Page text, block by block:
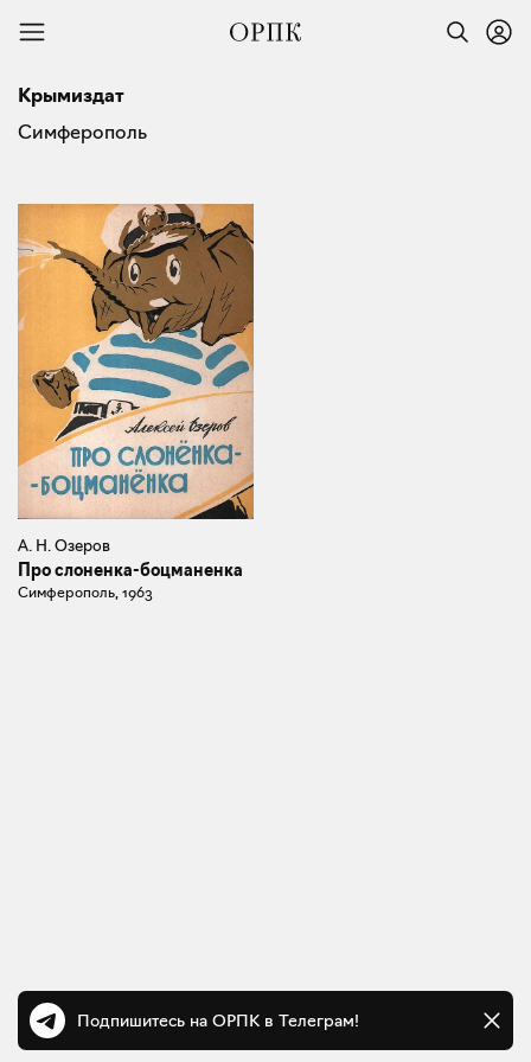
Крымиздат
Симферополь
А. Н. Озеров
Про слоненка-боцманенка
Симферополь, 1963
Подпишитесь на ОРПК в Телеграм!